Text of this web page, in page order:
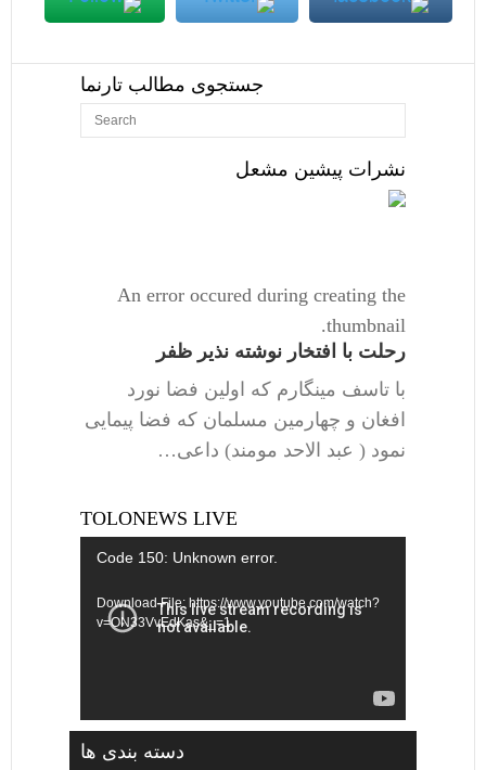
جستجوی مطالب تارنما
نشرات پیشین مشعل
An error occured during creating the
thumbnail.
رحلت با افتخار نوشته نذیر ظفر
با تاسف مینگارم که اولین فضا نورد
افغان و چهارمین مسلمان که فضا پیمایی
نمود ( عبد الاحد مومند) داعی…
TOLONEWS LIVE
Video
Code 150: Unknown error.
Download File: https://www.youtube.com/watch?
v=ON33VvEdKas&_=1
دسته بندی ها